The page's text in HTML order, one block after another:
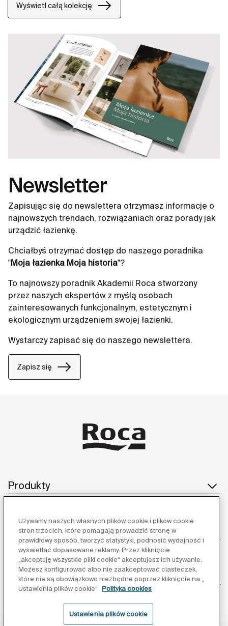
Wyświetl całą kolekcję
Newsletter
Zapisując się do newslettera otrzymasz informacje o
najnowszych trendach, rozwiązaniach oraz porady jak
urządzić łazienkę.
Chciałbyś otrzymać dostęp do naszego poradnika
"Moja łazienka Moja historia"?
To najnowszy poradnik Akademii Roca stworzony
przez naszych ekspertów z myślą osobach
zainteresowanych funkcjonalnym, estetycznym i
ekologicznym urządzeniem swojej łazienki.
Wystarczy zapisać się do naszego newslettera.
Zapisz się
Produkty
Obsługa klienta
O nas
Używamy naszych własnych plików cookie i plików cookie
stron trzecich, które pomagają prowadzić stronę w
prawidłowy sposób, tworzyć statystyki, podnosić wydajność i
wyświetlać dopasowane reklamy. Przez kliknięcie
„akceptuję wszystkie pliki cookie“ akceptujesz ich używanie.
Możesz konfigurować albo nie zaakceptować ciasteczek,
które nie są obowiązkowo niezbędne poprzez kliknięcie na „
Ustawienia plików cookie“
Polityka cookies
Ustawienia plików cookie